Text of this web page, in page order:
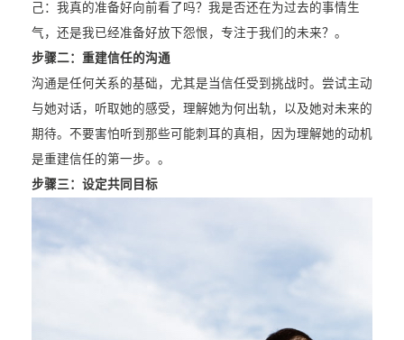
己：我真的准备好向前看了吗？我是否还在为过去的事情生
气，还是我已经准备好放下怨恨，专注于我们的未来？。
步骤二： 重建信任的沟通
沟通是任何关系的基础，尤其是当信任受到挑战时。尝试主动
与她对话，听取她的感受，理解她为何出轨，以及她对未来的
期待。不要害怕听到那些可能刺耳的真相，因为理解她的动机
是重建信任的第一步。。
步骤三： 设定共同目标